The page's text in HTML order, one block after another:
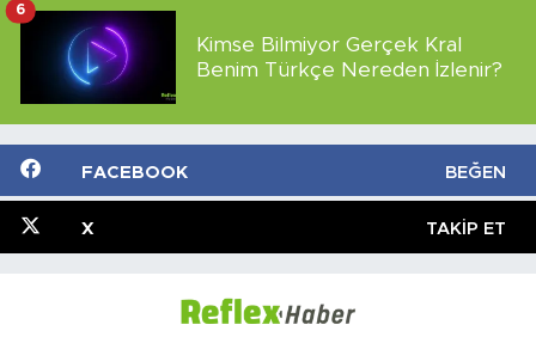
Kimse Bilmiyor Gerçek Kral
Benim Türkçe Nereden İzlenir?
6
FACEBOOK BEĞEN
X TAKIP ET